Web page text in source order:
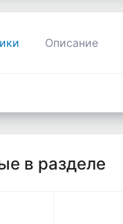
Описание
в разделе